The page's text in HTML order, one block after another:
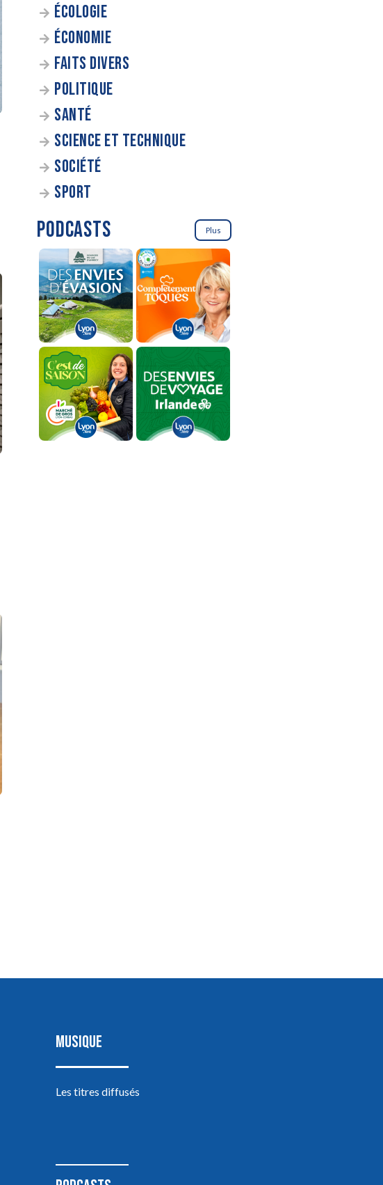
ÉCOLOGIE
ÉCONOMIE
FAITS DIVERS
POLITIQUE
SANTÉ
SCIENCE ET TECHNIQUE
SOCIÉTÉ
SPORT
PODCASTS Plus
MUSIQUE
Les titres diffusés